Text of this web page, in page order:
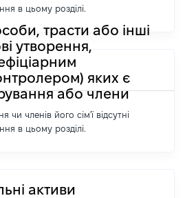
в цьому розділі.
трасти або інші
утворення,
яких є
або члени
чи членів його сім'ї відсутні
в цьому розділі.
активи